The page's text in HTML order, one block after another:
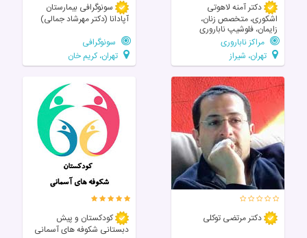
دکتر آمنه لاهوتی
اشکوری، متخصص زنان،
زایمان، فلوشیپ ناباروری
مراکز ناباروری
تهران، شیراز
سونوگرافی بیمارستان
آپادانا (دکتر مهرشاد جمالی)
سونوگرافی
تهران، کریم خان
دکتر مرتضی توکلی
کودکستان و پیش
دبستانی شکوفه های آسمانی